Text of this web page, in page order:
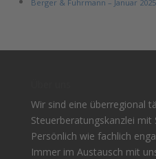
Berger & Fuhrmann – Januar
Wir sind eine überregional
Steuerberatungskanzlei mit
Persönlich wie fachlich
Immer im Austausch mit